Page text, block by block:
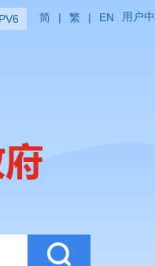
简 | 繁 | EN 用户